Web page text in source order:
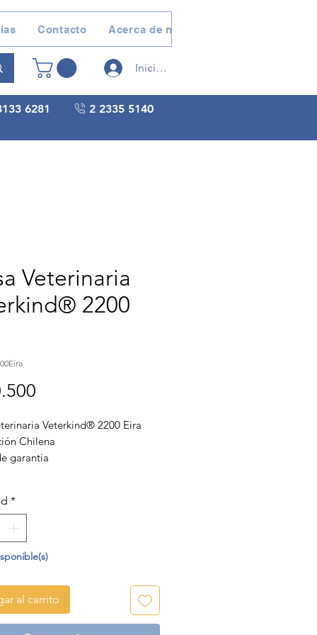
Contacto Acerca de nosotros
Iniciar sesión
2 2335 5140
6281
Veterinaria
2200
Veterkind® 2200 Eira
Chilena
garantia
*
al carrito